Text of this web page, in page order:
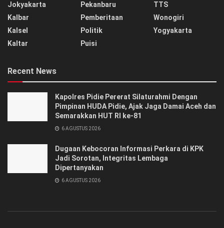
Jokyakarta
Kalbar
Kalsel
Kaltar
Pekanbaru
Pemberitaan
Politik
Puisi
TTS
Wonogiri
Yogyakarta
Recent News
‎‎Kapolres Pidie Pererat Silaturahmi Dengan
Pimpinan HUDA Pidie, Ajak Jaga Damai Aceh dan
Semarakkan HUT RI ke-81
6 AGUSTUS 2026
Dugaan Kebocoran Informasi Perkara di KPK
Jadi Sorotan, Integritas Lembaga
Dipertanyakan
6 AGUSTUS 2026